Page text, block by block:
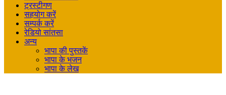
ट्रस्टीगण
सहयोग करें
सम्पर्क करें
रेडियो सांतसा
अन्य
भापा की पुस्तकें
भापा के भजन
भापा के लेख